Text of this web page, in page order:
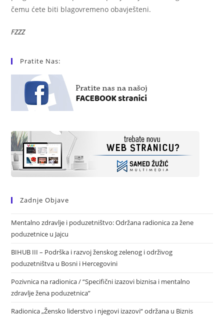
čemu ćete biti blagovremeno obavješteni.
FZZZ
Pratite Nas:
Zadnje Objave
Mentalno zdravlje i poduzetništvo: Održana radionica za žene
poduzetnice u Jajcu
BIHUB III – Podrška i razvoj ženskog zelenog i održivog
poduzetništva u Bosni i Hercegovini
Pozivnica na radionica / “Specifični izazovi biznisa i mentalno
zdravlje žena poduzetnica”
Radionica „Žensko liderstvo i njegovi izazovi“ održana u Biznis